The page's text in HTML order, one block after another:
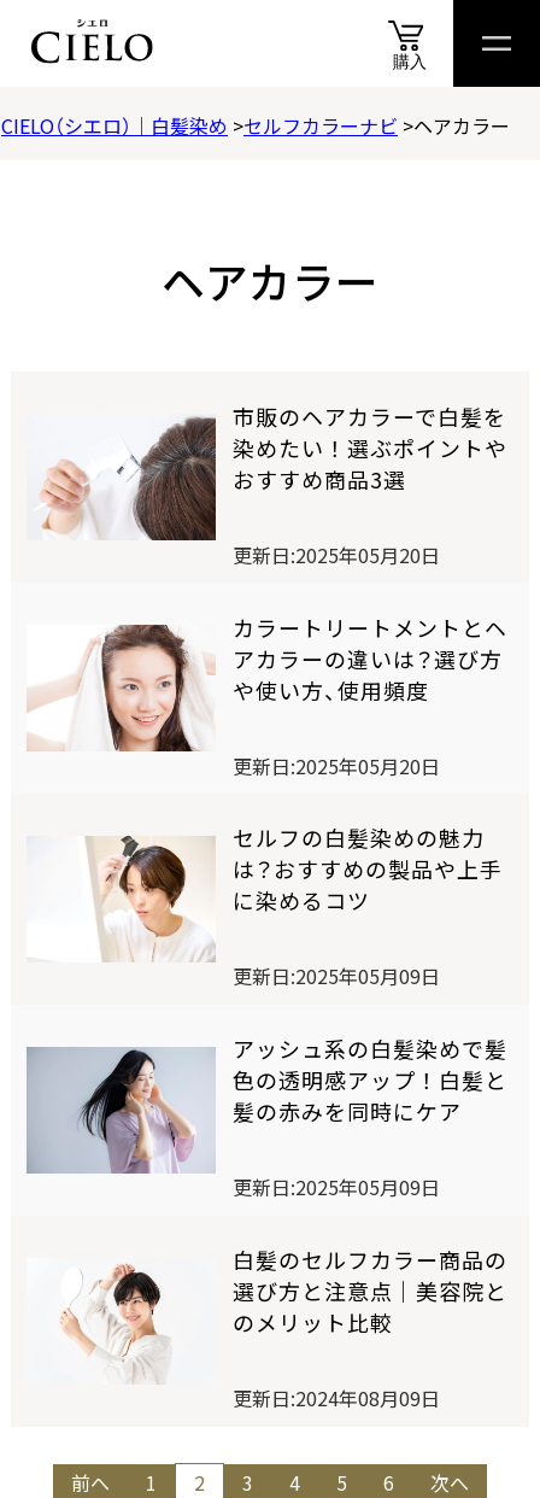
商品情報 商品比較表おすすめアイテム診断スペシャル コンテ
購入
商品情報
ヘアカラークリーム
ヘアカラーミルキー
ワンデー白髪かくし
オイルインヘアマニキュア
オンラインショップ限定商品
商品比較表
おすすめアイテム診断
スペシャルコンテンツ
SELF COLORING STUDIO
セルフカラーリングスタジオ
SELF COLOR NAVI
English
CIELO（シエロ）｜白髪染め セルフカラーナビ ヘアカラー
ヘアカラー
市販のヘアカラーで白髪を
染めたい！選ぶポイントや
おすすめ商品3選
更新日:2025年05月20日
カラートリートメントとヘ
アカラーの違いは？選び方
や使い方、使用頻度
更新日:2025年05月20日
セルフの白髪染めの魅力
は？おすすめの製品や上手
に染めるコツ
更新日:2025年05月09日
アッシュ系の白髪染めで髪
色の透明感アップ！白髪と
髪の赤みを同時にケア
更新日:2025年05月09日
白髪のセルフカラー商品の
選び方と注意点│美容院と
のメリット比較
更新日:2024年08月09日
前へ 1 2 3 4 5 6 次へ